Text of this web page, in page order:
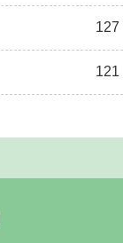
127
121